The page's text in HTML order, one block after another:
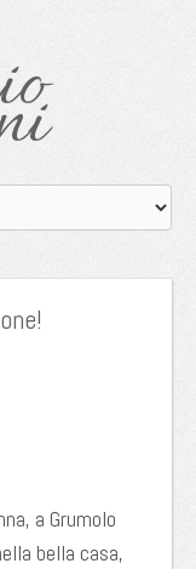
a Grumolo
bella casa,